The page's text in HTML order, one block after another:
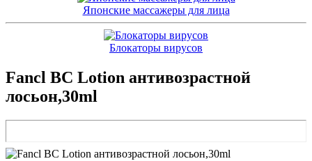
Японские массажеры для лица
Блокаторы вирусов
Fancl BC Lotion антивозрастной
лосьон,30ml